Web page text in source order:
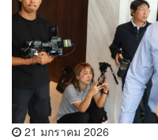
21 มกราคม 2026